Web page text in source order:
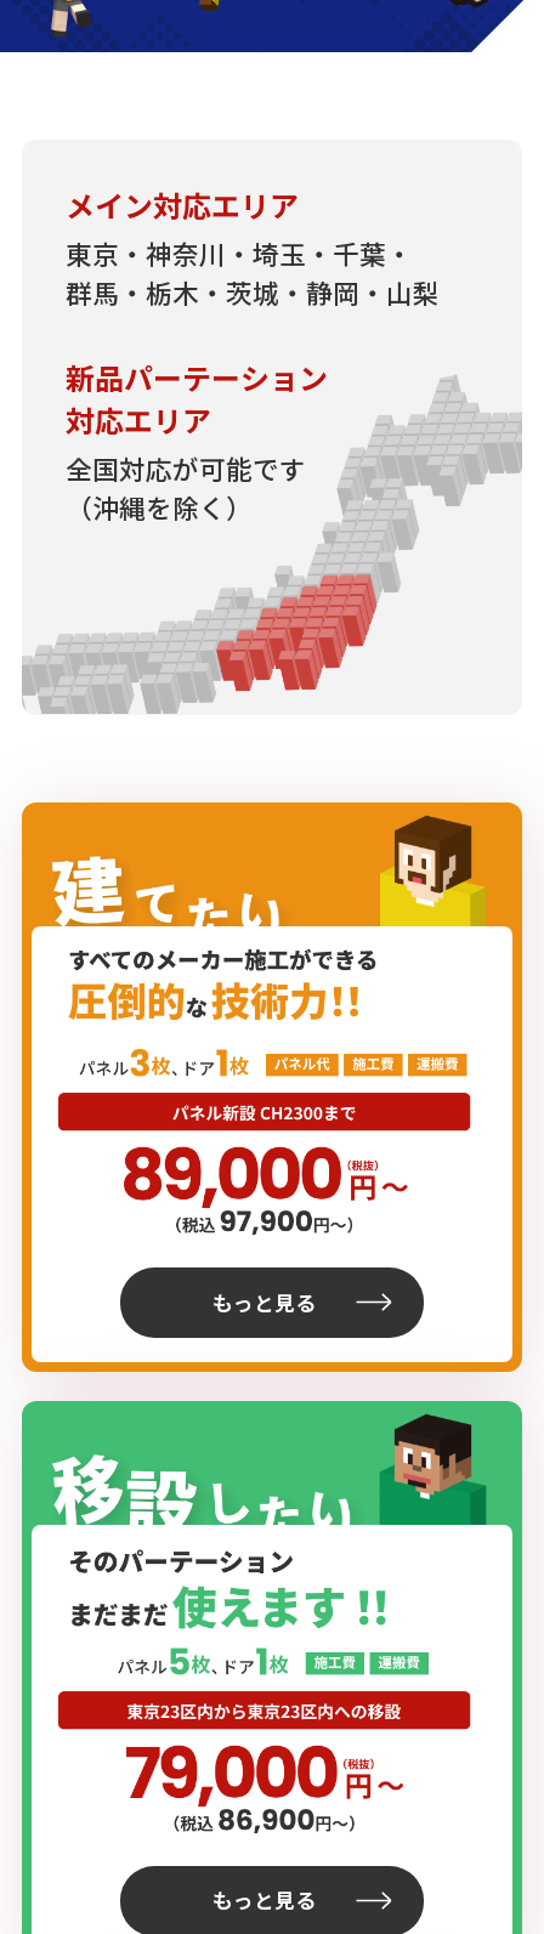
メイン対応エリア
東京・神奈川・埼玉・千葉・
群馬・栃木・茨城・静岡・山梨
新品パーテーション
対応エリア
全国対応が可能です
（沖縄を除く）
もっと見る
もっと見る